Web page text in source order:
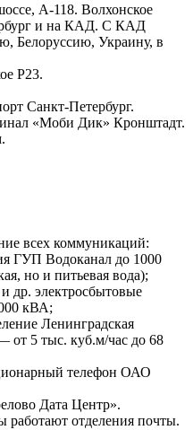
А-118. Волхонское
и на КАД. С КАД
Белоруссию, Украину, в
Р23.
Санкт-Петербург.
«Моби Дик» Кронштадт.
всех коммуникаций:
ГУП Водоканал до 1000
но и питьевая вода);
др. электросбытовые
кВА;
Ленинградская
от 5 тыс. куб.м/час до 68
телефон ОАО
Дата Центр».
работают отделения почты.